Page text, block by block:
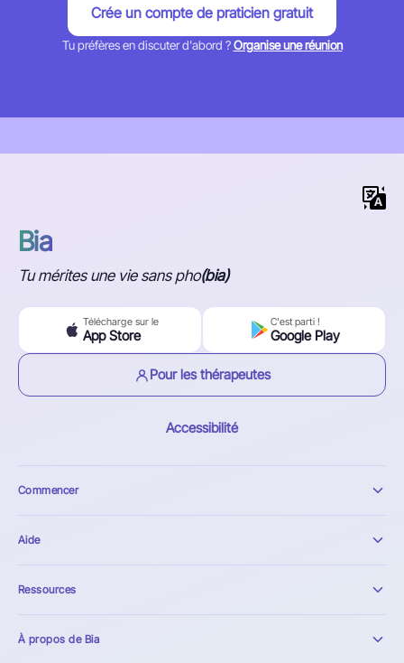
Crée un compte de praticien gratuit
Tu préfères en discuter d'abord ?Organise une réunion
Bia
Tu mérites une vie sans pho(bia)
Télécharge sur le
App Store
C'est parti !
Google Play
Pour les thérapeutes
Accessibilité
Commencer
Aide
Ressources
À propos de Bia